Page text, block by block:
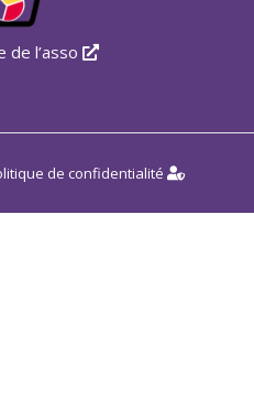
de l’asso
de confidentialité